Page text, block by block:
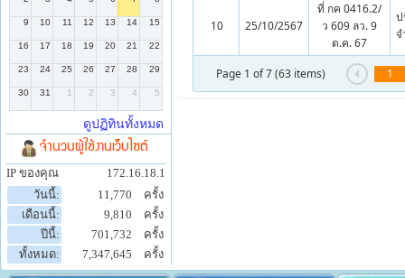
จำนวนผู้ใช้งานเว็บไซต์
IP ของคุณ
172.16.18.1
วันนี้:
11,770
ครั้ง
เดือนนี้:
9,810
ครั้ง
ปีนี้:
701,732
ครั้ง
ทั้งหมด:
7,347,645 ครั้ง
10 25/10/2567
ที่ กค 0416.2/
ว 609 ลว. 9
ต.ค. 67
ป
จ
Page 1 of 7 (63 items) 1